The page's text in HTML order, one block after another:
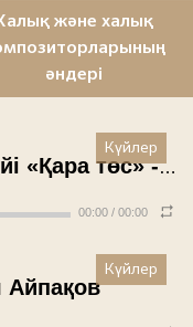
және халық
әндері
Қазанғаптың күйі «Қара төс» - Жәлекеш Айпақов (1971 жыл)
00:00 / 00:00
Күйлер
Айпақов
Күйлер